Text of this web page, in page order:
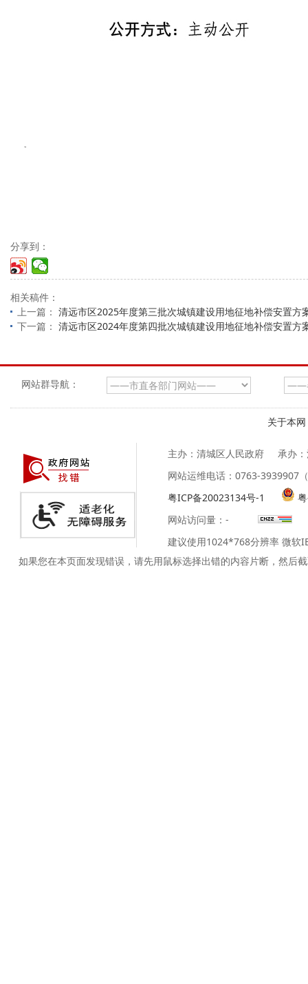
分享到：
相关稿件：
上一篇： 清远市区2025年度第三批次城镇建设用地征地补偿安置方
下一篇： 清远市区2024年度第四批次城镇建设用地征地补偿安置方
网站群导航：
关于本网
主办：清城区人民政府
承办
网站运维电话：0763-3939907
粤ICP备20023134号-1
网站访问量： -
建议使用1024*768分辨率 微软
如果您在本页面发现错误，请先用鼠标选择出错的内容片断，然后